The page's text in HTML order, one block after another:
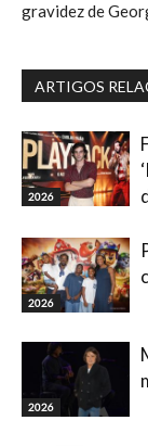
gravidez de
ARTIGOS
2026
2026
2026